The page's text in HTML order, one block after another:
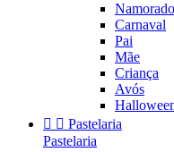
Carnaval
Pai
Mãe
Criança
Avós
  Pastelaria
Pastelaria